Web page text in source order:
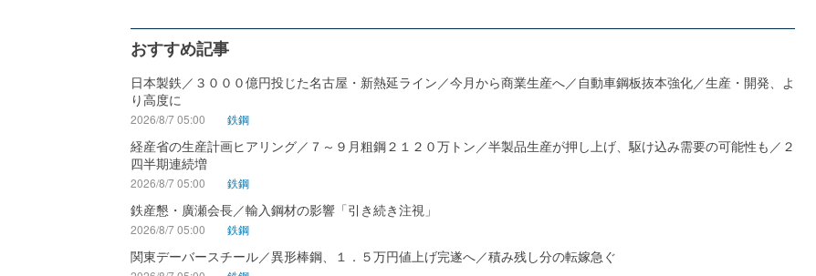
おすすめ記事
日本製鉄／３０００億円投じた名古屋・新熱延ライン／今月から商業生産へ／自動車鋼板抜本強化／生産・開発、よ
り高度に
2026/8/7 05:00 鉄鋼
経産省の生産計画ヒアリング／７～９月粗鋼２１２０万トン／半製品生産が押し上げ、駆け込み需要の可能性も／２
四半期連続増
2026/8/7 05:00 鉄鋼
鉄産懇・廣瀬会長／輸入鋼材の影響「引き続き注視」
2026/8/7 05:00 鉄鋼
関東デーバースチール／異形棒鋼、１．５万円値上げ完遂へ／積み残し分の転嫁急ぐ